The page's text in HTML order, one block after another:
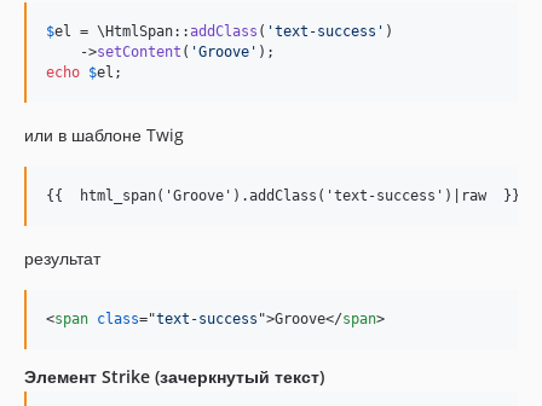
$el = \HtmlSpan::addClass ( 'text-success ' )
    ->
setContent ( 'Groove '
echo $el ;
или в шаблоне Twig
{{  html_span('Groove').addClass('text-success')|raw  }}
результат
<span class="text-success ">Groove</span>
Элемент Strike (зачеркнутый текст)